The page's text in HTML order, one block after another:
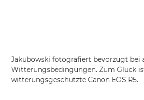
Jakubowski fotografiert bevorzugt bei
Witterungsbedingungen. Zum Glück
witterungsgeschützte Canon EOS R5.